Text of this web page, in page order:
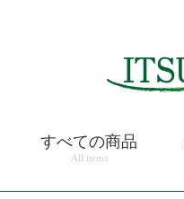
すべての商品
All items